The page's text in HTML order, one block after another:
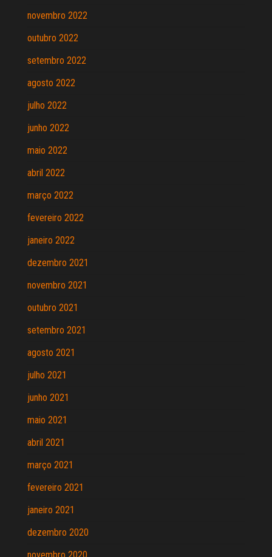
novembro 2022
outubro 2022
setembro 2022
agosto 2022
julho 2022
junho 2022
maio 2022
abril 2022
março 2022
fevereiro 2022
janeiro 2022
dezembro 2021
novembro 2021
outubro 2021
setembro 2021
agosto 2021
julho 2021
junho 2021
maio 2021
abril 2021
março 2021
fevereiro 2021
janeiro 2021
dezembro 2020